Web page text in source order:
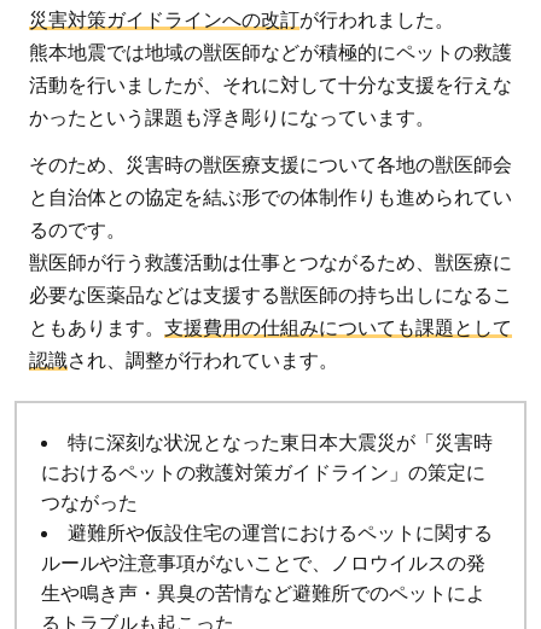
災害対策ガイドラインへの改訂が行われました。
熊本地震では地域の獣医師などが積極的にペットの救護
活動を行いましたが、それに対して十分な支援を行えな
かったという課題も浮き彫りになっています。
そのため、災害時の獣医療支援について各地の獣医師会
と自治体との協定を結ぶ形での体制作りも進められてい
るのです。
獣医師が行う救護活動は仕事とつながるため、獣医療に
必要な医薬品などは支援する獣医師の持ち出しになるこ
ともあります。 支援費用の仕組みについても課題として
認識され、調整が行われています。
特に深刻な状況となった東日本大震災が「災害時
におけるペットの救護対策ガイドライン」の策定に
つながった
避難所や仮設住宅の運営におけるペットに関する
ルールや注意事項がないことで、ノロウイルスの発
生や鳴き声・異臭の苦情など避難所でのペットによ
るトラブルも起こった